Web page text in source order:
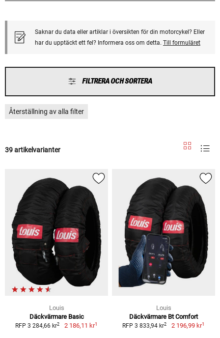
Saknar du data eller artiklar i översikten för din motorcykel? Eller
har du upptäckt ett fel? Informera oss om detta. Till formuläret
FILTRERA OCH SORTERA
Återställning av alla filter
39 artikelvarianter
Louis
Däckvärmare Basic
RFP 3 284,66 kr2 2 186,11 kr1
Louis
Däckvärmare Bt Comfort
RFP 3 833,94 kr2 2 196,99 kr1